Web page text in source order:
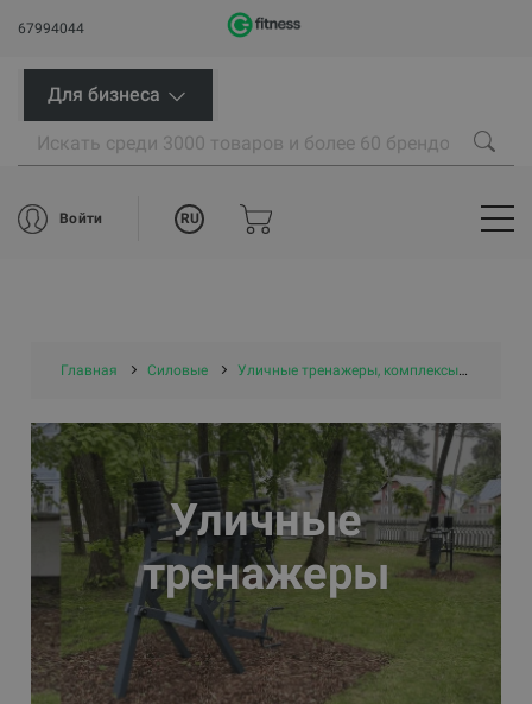
67994044
Для бизнеса
Войти RU
Главная Силовые Уличные тренажеры, комплексы и площадки
Уличные
тренажеры